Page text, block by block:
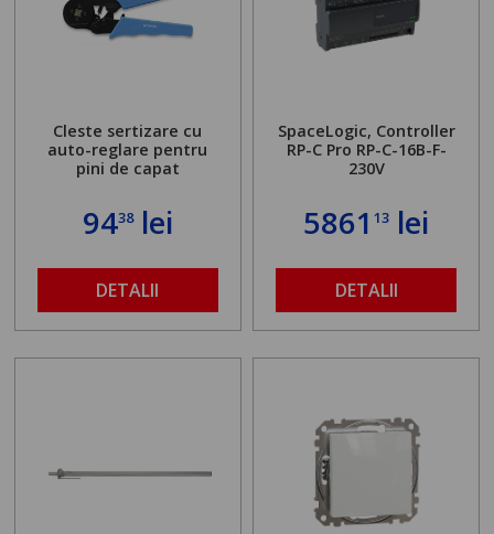
Cleste sertizare cu
auto-reglare pentru
pini de capat
9438lei
DETALII
SpaceLogic, Controller
RP-C Pro RP-C-16B-F-
230V
586113 lei
DETALII